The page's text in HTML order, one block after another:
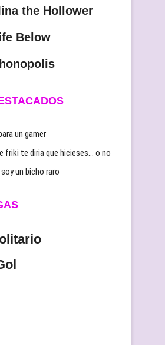
the Hollower
Below
un gamer
friki te diria que hicieses… o no
un bicho raro